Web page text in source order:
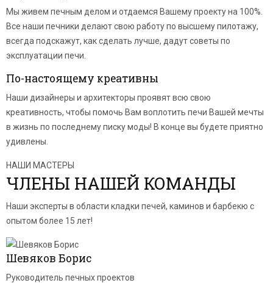
Мы живем печным делом и отдаемся Вашему проекту на 100%.
Все наши печники делают свою работу по высшему пилотажу,
всегда подскажут, как сделать лучше, дадут советы по
эксплуатации печи.
По-настоящему креативны
Наши дизайнеры и архитекторы проявят всю свою
креативность, чтобы помочь Вам воплотить печи Вашей мечты
в жизнь по последнему писку моды! В конце вы будете приятно
удивлены.
НАШИ МАСТЕРЫ
ЧЛЕНЫ НАШЕЙ КОМАНДЫ
Наши эксперты в области кладки печей, каминов и барбекю с
опытом более 15 лет!
Шевяков Борис
Руководитель печных проектов